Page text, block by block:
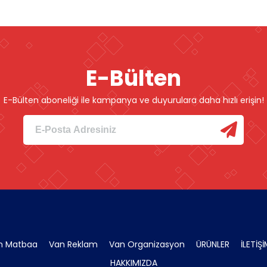
E-Bülten
E-Bülten aboneliği ile kampanya ve duyurulara daha hızlı erişin!
Matbaa Van Reklam Van Organizasyon ÜRÜNLER
HAKKIMIZDA